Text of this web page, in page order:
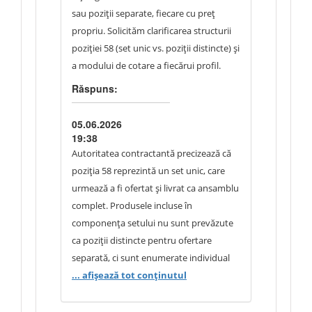
este necesară pentru verificarea
conformității produselor ofertate.
Pozițiile pentru care nu vor fi necesare
mostre fizice obligatorii vor fi
coordonate suplimentar cu beneficiarul
la etapa prezentării acestora, în funcție
de specificul produselor și de
posibilitatea verificării conformității prin
documentația tehnică prezentată. Prin
urmare, cerința nu obligă ofertanții să
prezinte în mod necondiționat mostre
pentru toate pozițiile și nu exclude
utilizarea fișelor tehnice, certificatelor de
conformitate sau altor documente
relevante în procesul de evaluare.
Autoritatea contractantă își rezervă
sau poziții separate, fiecare cu preț
propriu. Solicităm clarificarea structurii
poziției 58 (set unic vs. poziții distincte) și
a modului de cotare a fiecărui profil.
Răspuns:
05.06.2026
19:38
Autoritatea contractantă precizează că
poziția 58 reprezintă un set unic, care
urmează a fi ofertat și livrat ca ansamblu
complet. Produsele incluse în
componența setului nu sunt prevăzute
ca poziții distincte pentru ofertare
separată, ci sunt enumerate individual
exclusiv în scopul descrierii complete a
... afișează tot conținutul